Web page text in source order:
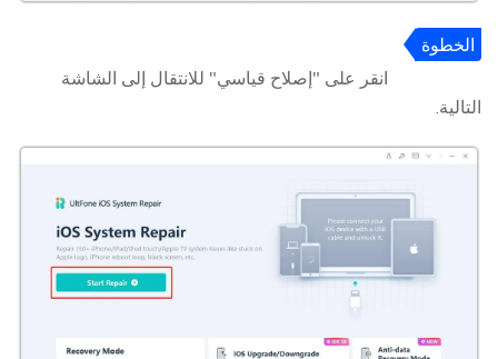
الخطوة
انقر على "إصلاح قياسي" للانتقال إلى الشاشة
التالية.